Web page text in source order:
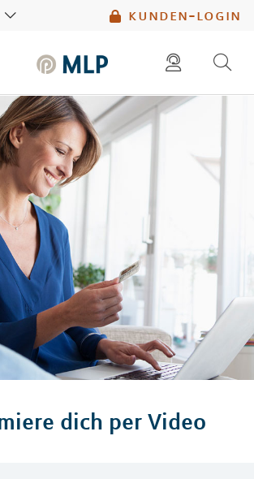
kunden-login
diese website durchsuchen
mlp berater finden
dich per Video